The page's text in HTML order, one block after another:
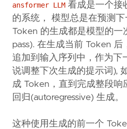
ansformer LLM 看成是一个接
的系统， 模型总是在预测
Token 的生成都是模型的一
pass). 在生成当前 Token
追加到输入序列中，作为下
说调整下次生成的提示词),
成 Token，直到完成整段
回归(autoregressive) 生成。
这种使用生成的前一个